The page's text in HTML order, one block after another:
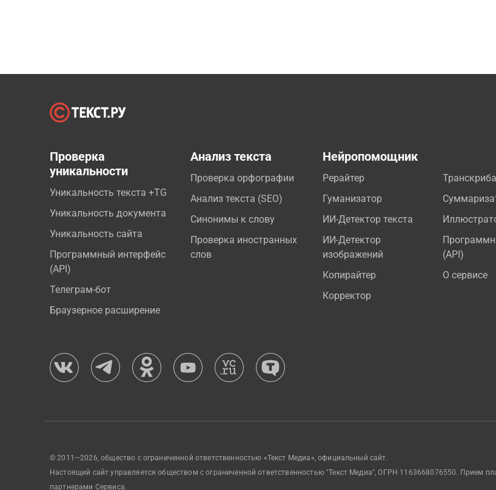
Проверка
уникальности
Уникальность текста +TG
Уникальность документа
Уникальность сайта
Программный интерфейс
(API)
Телеграм-бот
Браузерное расширение
Анализ текста
Проверка орфографии
Анализ текста (SEO)
Синонимы к слову
Проверка иностранных
слов
Нейропомощник
Рерайтер
Гуманизатор
ИИ-Детектор текста
ИИ-Детектор
изображений
Копирайтер
Корректор
(API)
О сервисе
© 2011—2026, общество с ограниченной ответственностью «Текст Медиа», официальный сайт.
Настоящий сайт управляется обществом с ограниченной ответственностью "Текст Медиа", ОГРН 1163668076550. Прием
партнерами Сервиса.